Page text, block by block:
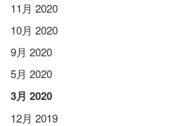
11月 2020
10月 2020
9月 2020
5月 2020
3月 2020
12月 2019